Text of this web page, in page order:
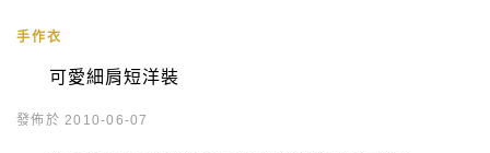
手作衣
可愛細肩短洋裝
發佈於 2010-06-07